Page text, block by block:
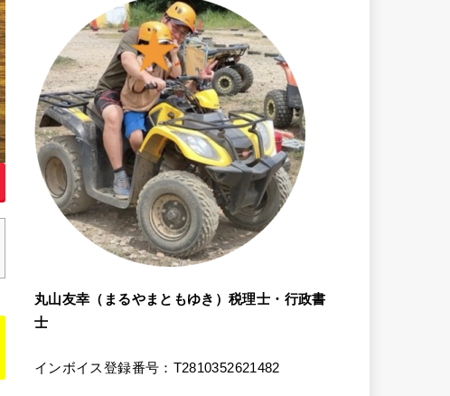
丸山友幸（まるやまともゆき）税理士・行政書
士
インボイス登録番号：T2810352621482